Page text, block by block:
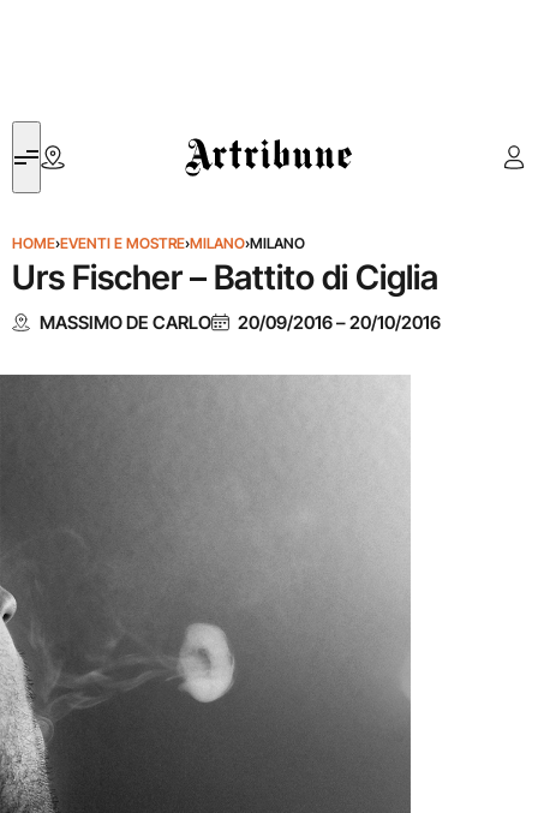
Artribune
HOME›EVENTI E MOSTRE›MILANO›MILANO
Urs Fischer – Battito di Ciglia
MASSIMO DE CARLO 20/09/2016–20/10/2016